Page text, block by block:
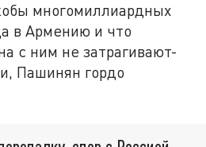
многомиллиардных
в Армению и что
с ним не затрагивают-
Пашинян гордо